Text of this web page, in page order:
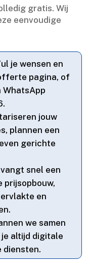
gratis.​ Wij
eenvoudige
je wensen en
pagina, of
jouw
plannen een
gerichte
snel een
en
we samen
je altijd digitale
diensten.​